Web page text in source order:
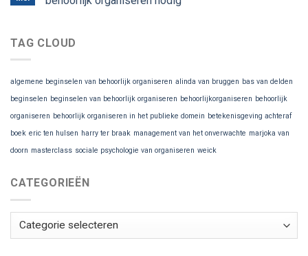
TAG CLOUD
algemene beginselen van behoorlijk organiseren alinda van bruggen bas van delden
beginselen beginselen van behoorlijk organiseren behoorlijkorganiseren behoorlijk
organiseren behoorlijk organiseren in het publieke domein betekenisgeving achteraf
boek eric ten hulsen harry ter braak management van het onverwachte marjoka van
doorn masterclass sociale psychologie van organiseren weick
CATEGORIEËN
Categorieën